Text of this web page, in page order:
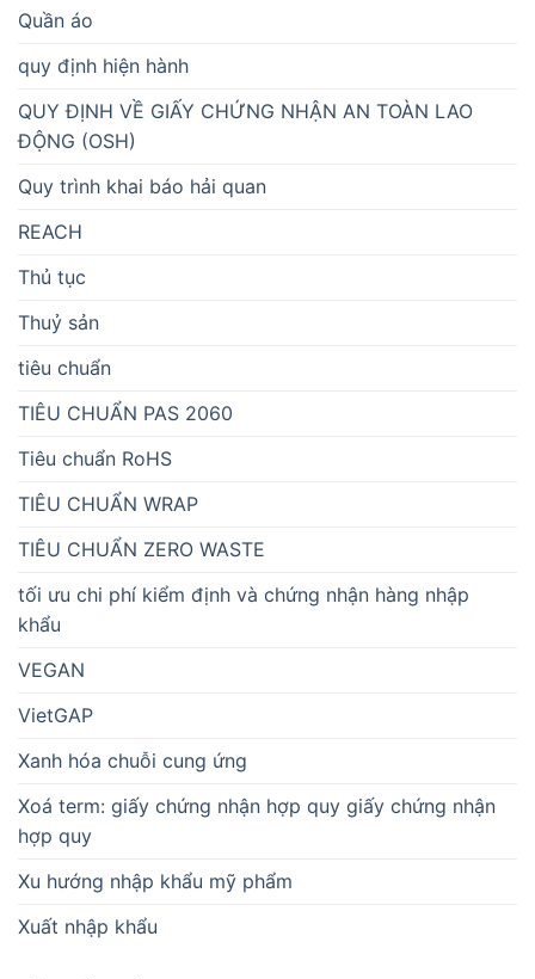
Quần áo
quy định hiện hành
QUY ĐỊNH VỀ GIẤY CHỨNG NHẬN AN TOÀN LAO
ĐỘNG (OSH)
Quy trình khai báo hải quan
REACH
Thủ tục
Thuỷ sản
tiêu chuẩn
TIÊU CHUẨN PAS 2060
Tiêu chuẩn RoHS
TIÊU CHUẨN WRAP
TIÊU CHUẨN ZERO WASTE
tối ưu chi phí kiểm định và chứng nhận hàng nhập
khẩu
VEGAN
VietGAP
Xanh hóa chuỗi cung ứng
Xoá term: giấy chứng nhận hợp quy giấy chứng nhận
hợp quy
Xu hướng nhập khẩu mỹ phẩm
Xuất nhập khẩu